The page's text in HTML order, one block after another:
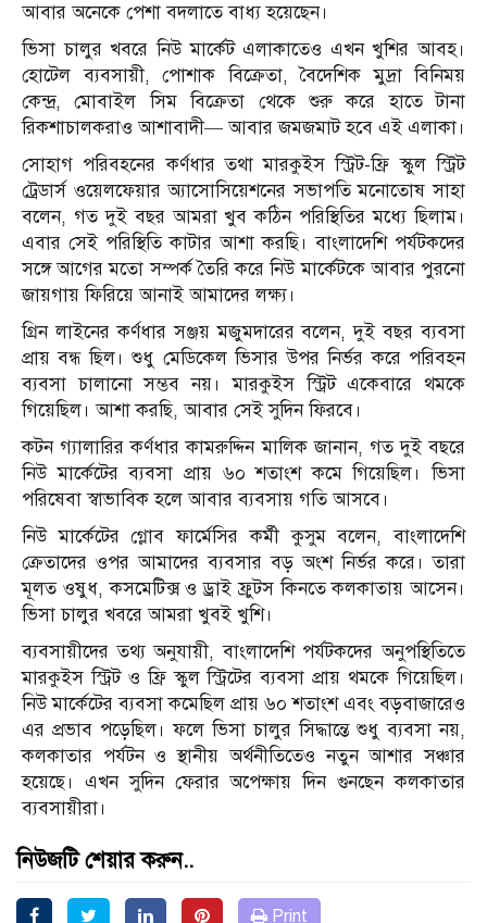
আবার অনেকে পেশা বদলাতে বাধ্য হয়েছেন।
ভিসা চালুর খবরে নিউ মার্কেট এলাকাতেও এখন খুশির আবহ।
হোটেল ব্যবসায়ী, পোশাক বিক্রেতা, বৈদেশিক মুদ্রা বিনিময়
কেন্দ্র, মোবাইল সিম বিক্রেতা থেকে শুরু করে হাতে টানা
রিকশাচালকরাও আশাবাদী— আবার জমজমাট হবে এই এলাকা।
সোহাগ পরিবহনের কর্ণধার তথা মারকুইস স্ট্রিট-ফ্রি স্কুল স্ট্রিট
ট্রেডার্স ওয়েলফেয়ার অ্যাসোসিয়েশনের সভাপতি মনোতোষ সাহা
বলেন, গত দুই বছর আমরা খুব কঠিন পরিস্থিতির মধ্যে ছিলাম।
এবার সেই পরিস্থিতি কাটার আশা করছি। বাংলাদেশি পর্যটকদের
সঙ্গে আগের মতো সম্পর্ক তৈরি করে নিউ মার্কেটকে আবার পুরনো
জায়গায় ফিরিয়ে আনাই আমাদের লক্ষ্য।
গ্রিন লাইনের কর্ণধার সঞ্জয় মজুমদারের বলেন, দুই বছর ব্যবসা
প্রায় বন্ধ ছিল। শুধু মেডিকেল ভিসার উপর নির্ভর করে পরিবহন
ব্যবসা চালানো সম্ভব নয়। মারকুইস স্ট্রিট একেবারে থমকে
গিয়েছিল। আশা করছি, আবার সেই সুদিন ফিরবে।
কটন গ্যালারির কর্ণধার কামরুদ্দিন মালিক জানান, গত দুই বছরে
নিউ মার্কেটের ব্যবসা প্রায় ৬০ শতাংশ কমে গিয়েছিল। ভিসা
পরিষেবা স্বাভাবিক হলে আবার ব্যবসায় গতি আসবে।
নিউ মার্কেটের গ্লোব ফার্মেসির কর্মী কুসুম বলেন, বাংলাদেশি
ক্রেতাদের ওপর আমাদের ব্যবসার বড় অংশ নির্ভর করে। তারা
মূলত ওষুধ, কসমেটিক্স ও ড্রাই ফ্রুটস কিনতে কলকাতায় আসেন।
ভিসা চালুর খবরে আমরা খুবই খুশি।
ব্যবসায়ীদের তথ্য অনুযায়ী, বাংলাদেশি পর্যটকদের অনুপস্থিতিতে
মারকুইস স্ট্রিট ও ফ্রি স্কুল স্ট্রিটের ব্যবসা প্রায় থমকে গিয়েছিল।
নিউ মার্কেটের ব্যবসা কমেছিল প্রায় ৬০ শতাংশ এবং বড়বাজারেও
এর প্রভাব পড়েছিল। ফলে ভিসা চালুর সিদ্ধান্তে শুধু ব্যবসা নয়,
কলকাতার পর্যটন ও স্থানীয় অর্থনীতিতেও নতুন আশার সঞ্চার
হয়েছে। এখন সুদিন ফেরার অপেক্ষায় দিন গুনছেন কলকাতার
ব্যবসায়ীরা।
নিউজটি শেয়ার করুন..
Print